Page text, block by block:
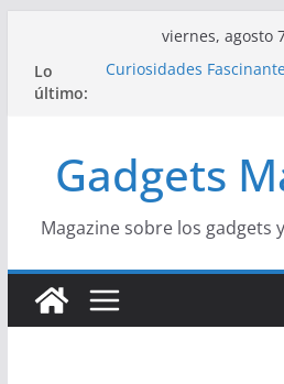
contenido
viernes, agosto
Lo
último:
Curiosidades
Mediterránea
La Influencia del
Actual
La Unión Europea: Una
Gadgets
Magazine sobre los gadgets